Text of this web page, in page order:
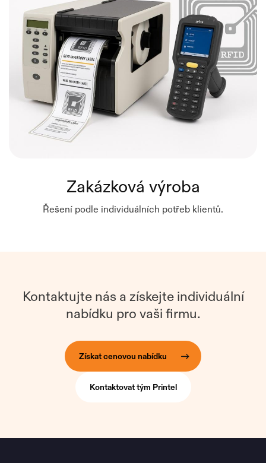
Zakázková výroba
Řešení podle individuálních potřeb klientů.
Kontaktujte nás a získejte individuální
nabídku pro vaši firmu.
Získat cenovou nabídku
Kontaktovat tým Printel